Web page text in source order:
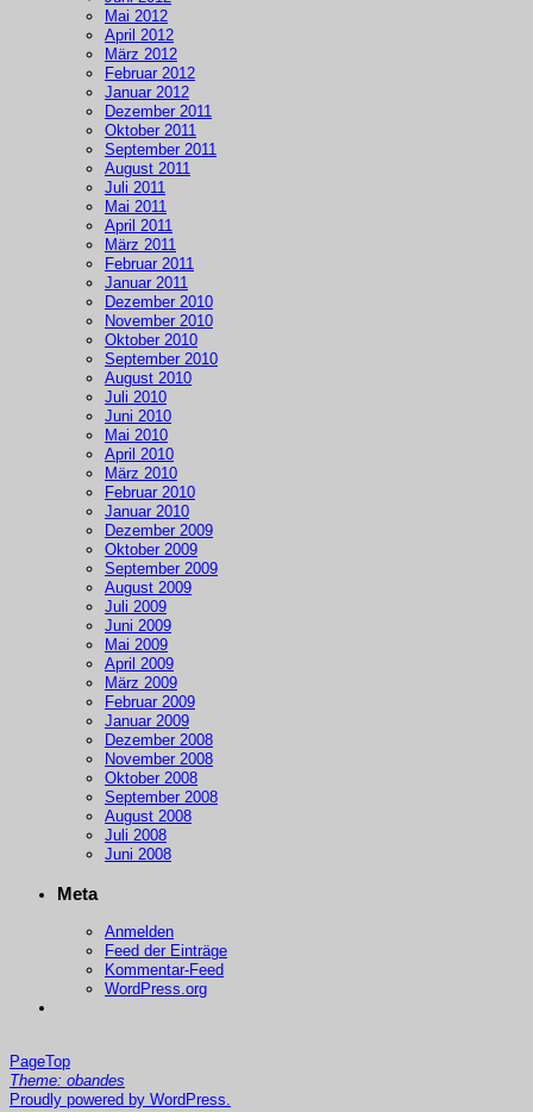
Mai 2012
April 2012
März 2012
Februar 2012
Januar 2012
Dezember 2011
Oktober 2011
September 2011
August 2011
Juli 2011
Mai 2011
April 2011
März 2011
Februar 2011
Januar 2011
Dezember 2010
November 2010
Oktober 2010
September 2010
August 2010
Juli 2010
Juni 2010
Mai 2010
April 2010
März 2010
Februar 2010
Januar 2010
Dezember 2009
Oktober 2009
September 2009
August 2009
Juli 2009
Juni 2009
Mai 2009
April 2009
März 2009
Februar 2009
Januar 2009
Dezember 2008
November 2008
Oktober 2008
September 2008
August 2008
Juli 2008
Juni 2008
Meta
Anmelden
Feed der Einträge
Kommentar-Feed
WordPress.org
PageTop
Theme: obandes
Proudly powered by WordPress.